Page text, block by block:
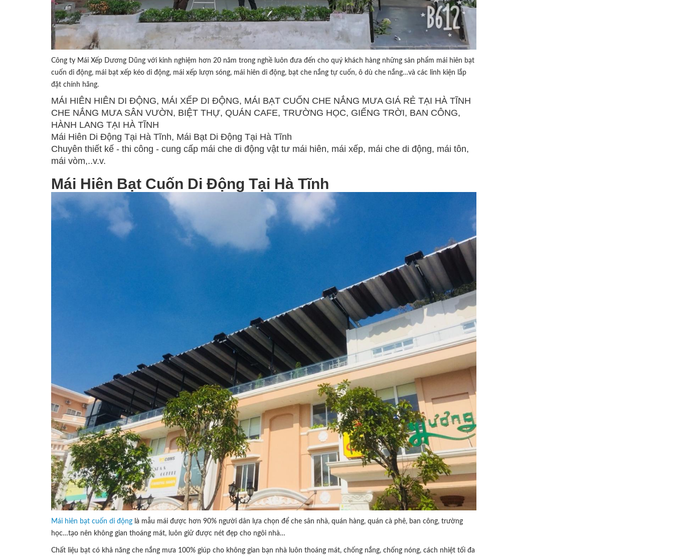
Công ty Mái Xếp Dương Dũng với kinh nghiệm hơn 20 năm trong nghề luôn đưa đến cho quý khách hàng những sản phẩm mái hiên bạt
cuốn di động, mái bạt xếp kéo di động, mái xếp lượn sóng, mái hiên di động, bạt che nắng tự cuốn, ô dù che nắng…và các linh kiện lắp
đặt chính hãng.
MÁI HIÊN HIÊN DI ĐỘNG, MÁI XẾP DI ĐỘNG, MÁI BẠT CUỐN CHE NẮNG MƯA GIÁ RẺ TẠI HÀ TĨNH
CHE NẮNG MƯA SÂN VƯỜN, BIỆT THỰ, QUÁN CAFE, TRƯỜNG HỌC, GIẾNG TRỜI, BAN CÔNG,
HÀNH LANG TẠI HÀ TĨNH
Mái Hiên Di Động Tại Hà Tĩnh, Mái Bạt Di Động Tại Hà Tĩnh
Chuyên thiết kế - thi công - cung cấp mái che di động vật tư mái hiên, mái xếp, mái che di động, mái tôn,
mái vòm,..v.v.
Mái Hiên Bạt Cuốn Di Động Tại Hà Tĩnh
Mái hiên bạt cuốn di động là mẫu mái được hơn 90% người dân lựa chọn để che sân nhà, quán hàng, quán cà phê, ban công, trường
học…tạo nên không gian thoáng mát, luôn giữ được nét đẹp cho ngôi nhà…
Chất liệu bạt có khả năng che nắng mưa 100% giúp cho không gian bạn nhà luôn thoáng mát, chống nắng, chống nóng, cách nhiệt tối đa